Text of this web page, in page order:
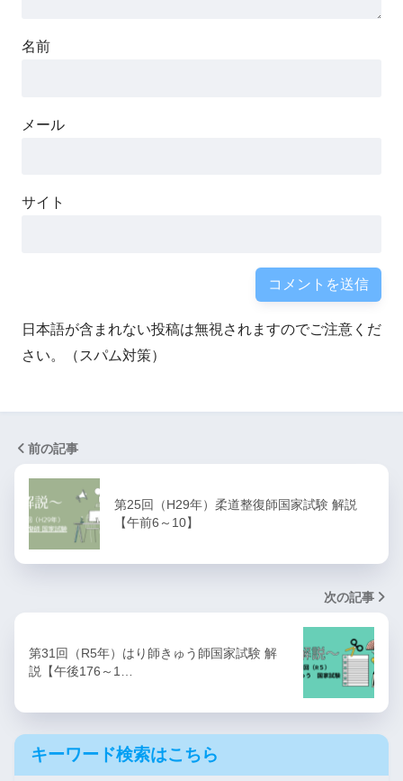
名前
メール
サイト
日本語が含まれない投稿は無視されますのでご注意くだ
さい。（スパム対策）
前の記事
第25回（H29年）柔道整復師国家試験 解説
【午前6～10】
次の記事
第31回（R5年）はり師きゅう師国家試験 解
説【午後176～1…
キーワード検索はこちら